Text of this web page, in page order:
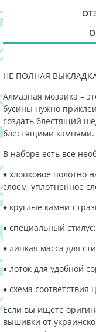
НЕ ПОЛНАЯ
Алмазная мозаика –
бусины нужно
создать блестящий
блестящими камнями.
В наборе есть все
♦ хлопковое полотно
слоем, уплотненное
♦ круглые камни-
♦ специальный стилус;
♦ липкая масса для
♦ лоток для удобной
♦ схема соответствия
Если вы ищете
вышивки от